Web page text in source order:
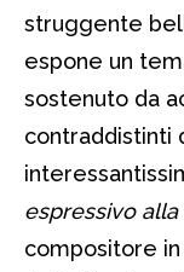
struggente
espone un
sostenuto da
contraddistinti
espressivo alla
compositore